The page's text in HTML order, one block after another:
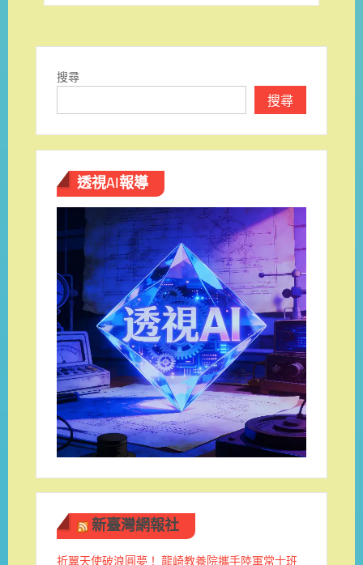
搜尋
搜尋
透視AI報導
新臺灣網報社
折翼天使破浪圓夢！ 龍崎教養院攜手陸軍常士班 ​